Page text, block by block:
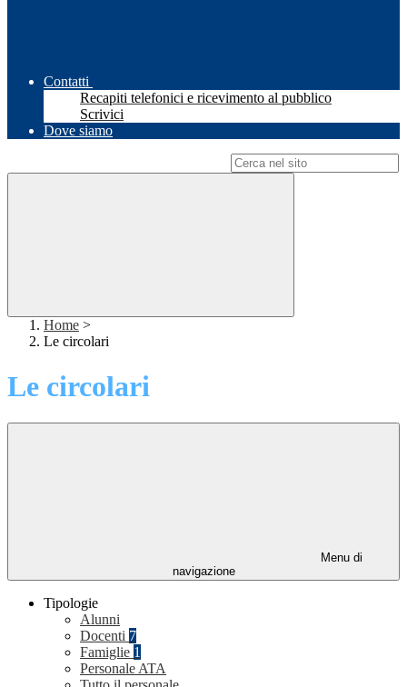
Contatti
Recapiti telefonici e ricevimento al pubblico
Scrivici
Dove siamo
Home >
Le circolari
Le circolari
Menu di
navigazione
Tipologie
Alunni
Docenti 7
Famiglie 1
Personale ATA